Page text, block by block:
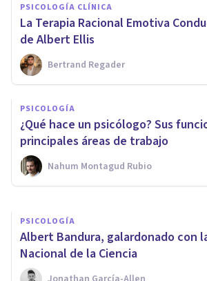
PSICOLOGÍA CLÍNICA
La Terapia Racional Emotiva
de Albert Ellis
Bertrand Regader
PSICOLOGÍA
¿Qué hace un psicólogo? Sus
principales áreas de trabajo
Nahum Montagud Rubio
PSICOLOGÍA CLÍNICA
Los 9 atributos que el
profesional de la
tener (según la ciencia)
Elisabet Rodríguez Camón
PSICOLOGÍA
​Albert Bandura, galardonado con
Nacional de la Ciencia